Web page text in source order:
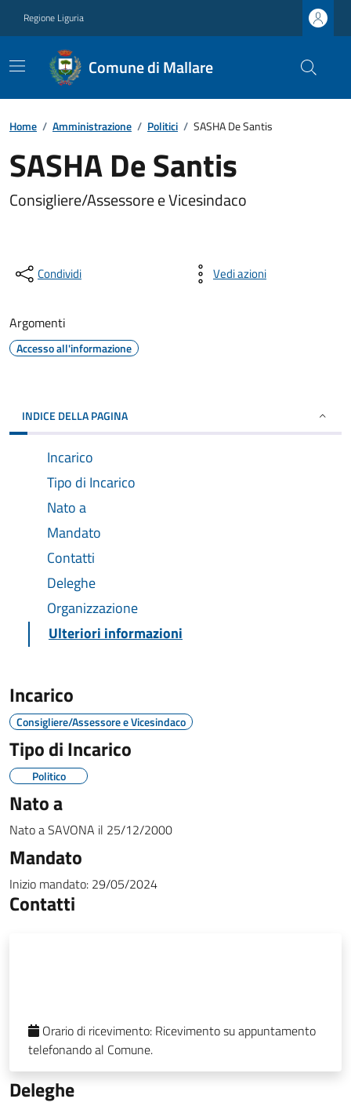
Regione Liguria
Comune di Mallare
Home / Amministrazione / Politici / SASHA De Santis
SASHA De Santis
Consigliere/Assessore e Vicesindaco
Condividi Vedi azioni
Argomenti
Accesso all'informazione
INDICE DELLA PAGINA
Incarico
Tipo di Incarico
Nato a
Mandato
Contatti
Deleghe
Organizzazione
Ulteriori informazioni
Incarico
Consigliere/Assessore e Vicesindaco
Tipo di Incarico
Politico
Nato a
Nato aSAVONA il 25/12/2000
Mandato
Inizio mandato: 29/05/2024
Contatti
Orario di ricevimento: Ricevimento su appuntamento
telefonando al Comune.
Deleghe